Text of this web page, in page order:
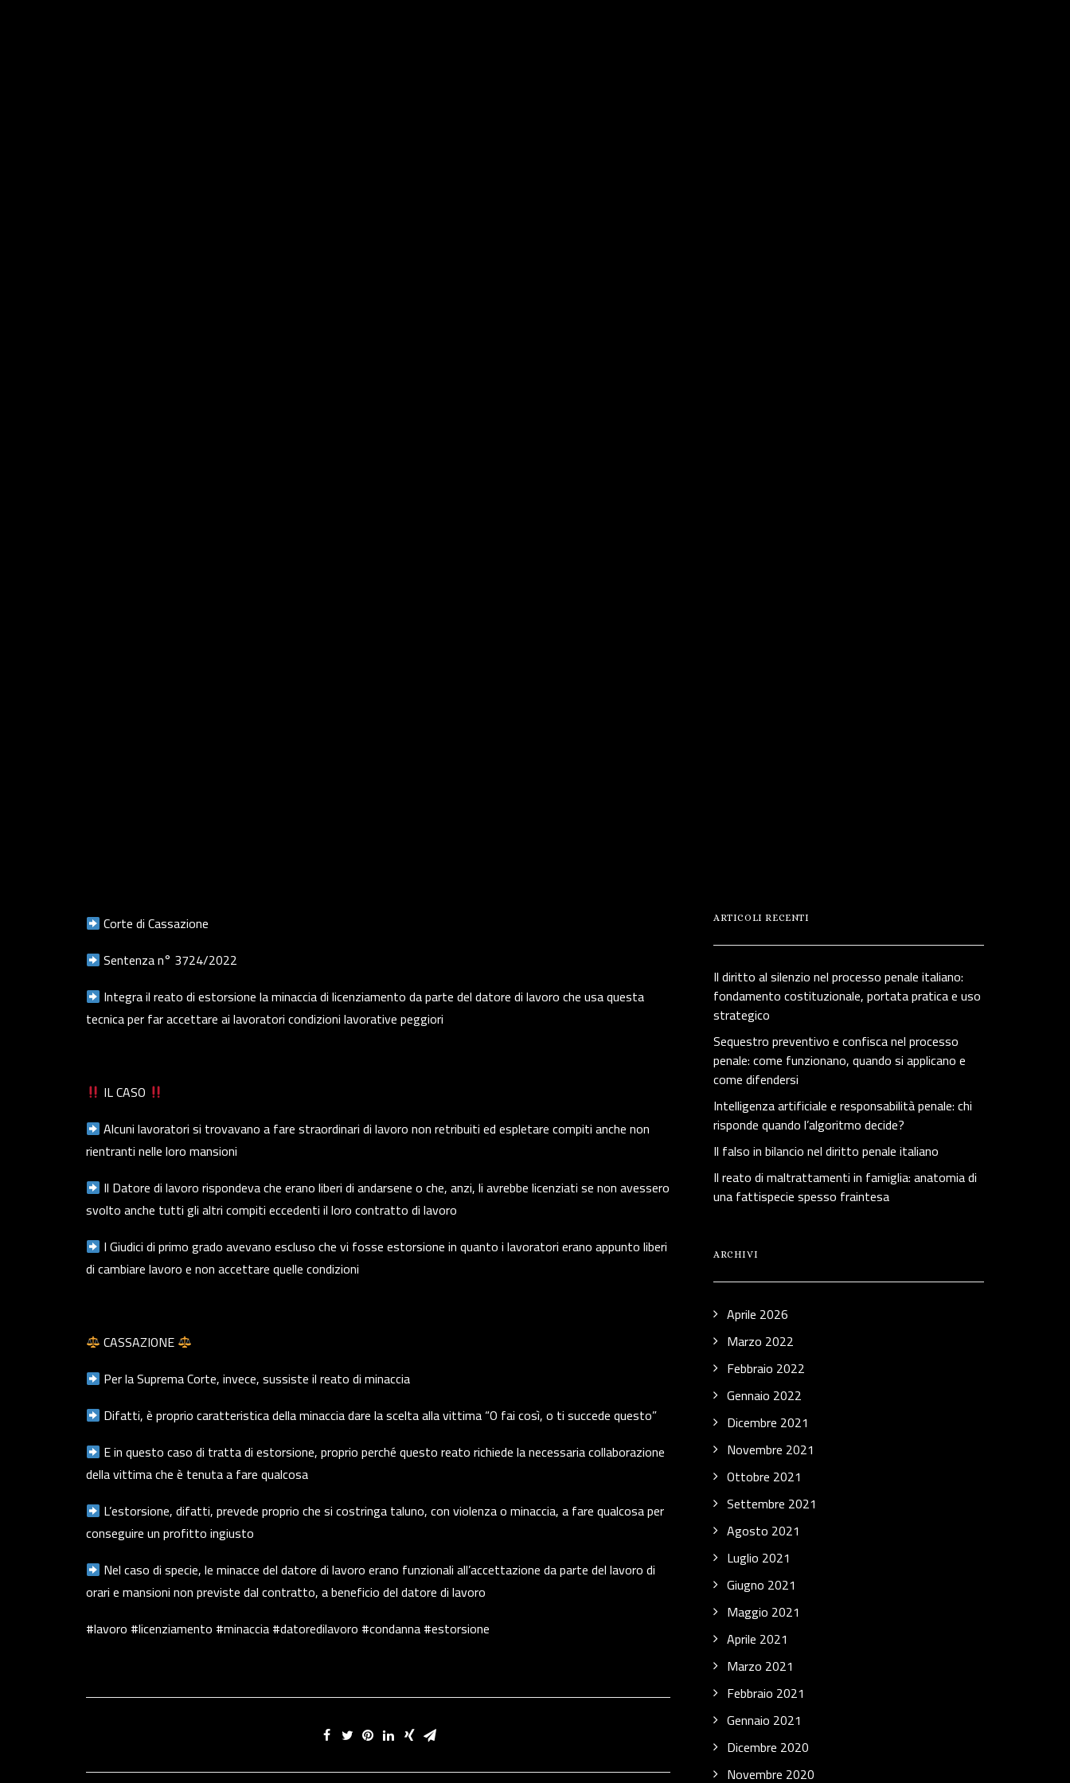
Corte di Cassazione
Sentenza n° 3724/2022
Integra il reato di estorsione la minaccia di licenziamento da parte del datore di lavoro che usa questa
tecnica per far accettare ai lavoratori condizioni lavorative peggiori
IL CASO
Alcuni lavoratori si trovavano a fare straordinari di lavoro non retribuiti ed espletare compiti anche non
rientranti nelle loro mansioni
Il Datore di lavoro rispondeva che erano liberi di andarsene o che, anzi, li avrebbe licenziati se non avessero
svolto anche tutti gli altri compiti eccedenti il loro contratto di lavoro
I Giudici di primo grado avevano escluso che vi fosse estorsione in quanto i lavoratori erano appunto liberi
di cambiare lavoro e non accettare quelle condizioni
CASSAZIONE
Per la Suprema Corte, invece, sussiste il reato di minaccia
Difatti, è proprio caratteristica della minaccia dare la scelta alla vittima “O fai così, o ti succede questo”
E in questo caso di tratta di estorsione, proprio perché questo reato richiede la necessaria collaborazione
della vittima che è tenuta a fare qualcosa
L’estorsione, difatti, prevede proprio che si costringa taluno, con violenza o minaccia, a fare qualcosa per
conseguire un profitto ingiusto
Nel caso di specie, le minacce del datore di lavoro erano funzionali all’accettazione da parte del lavoro di
orari e mansioni non previste dal contratto, a beneficio del datore di lavoro
#lavoro #licenziamento #minaccia #datoredilavoro #condanna #estorsione
ARTICOLI RECENTI
Il diritto al silenzio nel processo penale italiano:
fondamento costituzionale, portata pratica e uso
strategico
Sequestro preventivo e confisca nel processo
penale: come funzionano, quando si applicano e
come difendersi
Intelligenza artificiale e responsabilità penale: chi
risponde quando l’algoritmo decide?
Il falso in bilancio nel diritto penale italiano
Il reato di maltrattamenti in famiglia: anatomia di
una fattispecie spesso fraintesa
ARCHIVI
Aprile 2026
Marzo 2022
Febbraio 2022
Gennaio 2022
Dicembre 2021
Novembre 2021
Ottobre 2021
Settembre 2021
Agosto 2021
Luglio 2021
Giugno 2021
Maggio 2021
Aprile 2021
Marzo 2021
Febbraio 2021
Gennaio 2021
Dicembre 2020
Novembre 2020